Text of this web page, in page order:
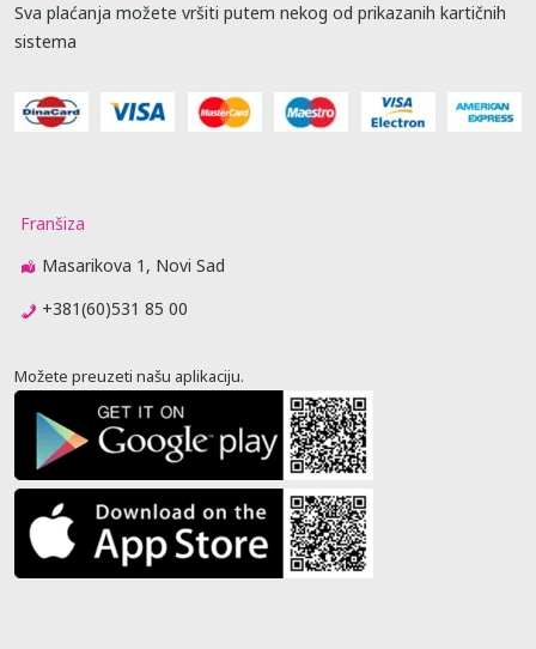
Sva plaćanja možete vršiti putem nekog od prikazanih kartičnih
sistema
Franšiza
Masarikova 1, Novi Sad
+381(60)531 85 00
Možete preuzeti našu aplikaciju.